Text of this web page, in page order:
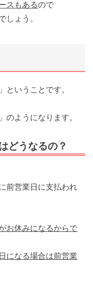
スもあるので
しょう。
ということです。
のようになります。
どうなるの？
前営業日に支払われ
お休みになるからで
になる場合は前営業